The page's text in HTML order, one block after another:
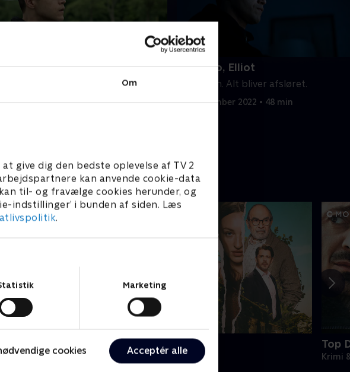
Om
give dig den bedste oplevelse af TV 2
kan anvende cookie-data
til- og fravælge cookies herunder, og
indstillinger’ i bunden af siden. Læs
.
Marketing
cookies Acceptér alle
Elliot vågner i en verden, der er helt
13. Hello, Elliot
Farvel ven. Alt bliver afsløret.
20. september 2022 • 48 min
The Au Pair
Krimi & Spænding • 1 sæsoner
Top
Krimi